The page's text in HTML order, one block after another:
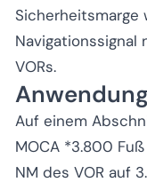
Sicherheitsmarge
Navigationssignal
VORs.
Auf einem
MOCA *3.800
NM des VOR auf